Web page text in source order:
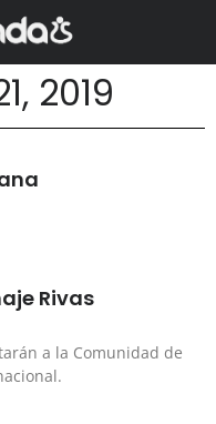
2019
Rivas
a la Comunidad de